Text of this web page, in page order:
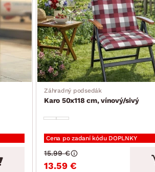
Záhradný podsedák
Karo 50x118 cm, vínový/sivý
Cena po zadaní kódu DOPLNKY
13.59 €
15.99 €